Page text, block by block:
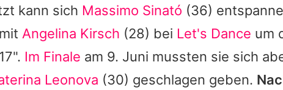
kann sich Massimo Sinató (36)
Angelina Kirsch (28) bei Let's Dance um
Im Finale am 9. Juni mussten sie sich
Leonova (30) geschlagen geben.